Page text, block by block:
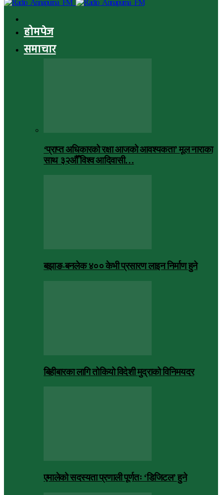
होमपेज
समाचार
‘प्राप्त अधिकारको रक्षा आजको आवश्यकता’ मूल नाराका
साथ ३२औँ विश्व आदिवासी…
बझाङ-बनलेक ४०० केभी प्रसारण लाइन निर्माण हुने
बिहीबारका लागि तोकियो विदेशी मुद्राको विनिमयदर
एमालेको सदस्यता प्रणाली पूर्णतः ‘डिजिटल’ हुने